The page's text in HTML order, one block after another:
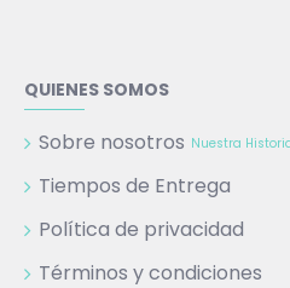
QUIENES SOMOS
Sobre nosotros Nuestra
Tiempos de Entrega
Política de privacidad
Términos y condiciones